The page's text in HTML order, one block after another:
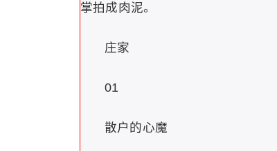
掌拍成肉泥。
庄家
01
散户的心魔